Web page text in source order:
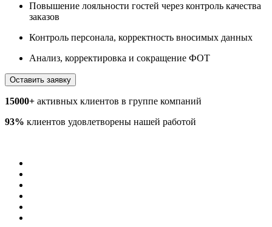
Повышение лояльности гостей через контроль качества
заказов
Контроль персонала, корректность вносимых данных
Анализ, корректировка и сокращение ФОТ
Оставить заявку
15000+ активных клиентов в группе компаний
93% клиентов удовлетворены нашей работой